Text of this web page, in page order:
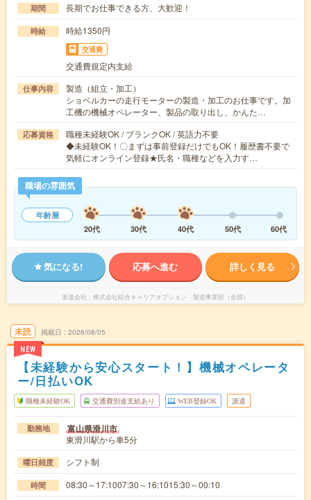
期間 長期でお仕事できる方、大歓迎！
時給 時給1350円
交通費
交通費規定内支給
仕事内容
製造（組立・加工）
ショベルカーの走行モーターの製造・加工のお仕事です。加
工機の機械オペレーター、製品の取り出し、かんた…
応募資格
職種未経験OK / ブランクOK / 英語力不要
◆未経験OK！〇まずは事前登録だけでもOK！履歴書不要で
気軽にオンライン登録★氏名・職種などを入力す…
職場の雰囲気
年齢層
20代
30代 40代 50代 60代
気になる! 応募へ進む 詳しく見る
派遣会社 株式会社綜合キャリアオプション 製造事業部（全国）
未読
NEW
掲載日 2026/08/05
【未経験から安心スタート！】機械オペレータ
ー/日払いOK
職種未経験OK 交通費別途支給あり WEB登録OK 派遣
勤務地 富山県滑川市
東滑川駅から車5分
曜日頻度 シフト制
時間 08:30～17:1007:30～16:1015:30～00:10